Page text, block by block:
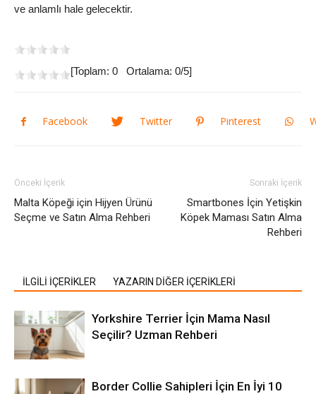
ve anlamlı hale gelecektir.
[Toplam: 0 Ortalama: 0/5]
Facebook Twitter Pinterest
Önceki İçerik
Malta Köpeği için Hijyen Ürünü
Seçme ve Satın Alma Rehberi
Sonraki İçerik
Smartbones İçin Yetişkin
Köpek Maması Satın Alma
Rehberi
İLGİLİ İÇERİKLER YAZARIN DİĞER İÇERİKLERİ
Yorkshire Terrier İçin Mama Nasıl
Seçilir? Uzman Rehberi
Border Collie Sahipleri İçin En İyi 10